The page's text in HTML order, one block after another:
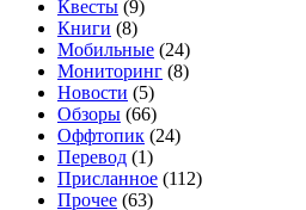
Квесты (9)
Книги (8)
Мобильные (24)
Мониторинг (8)
Новости (5)
Обзоры (66)
Оффтопик (24)
Перевод (1)
Присланное (112)
Прочее (63)